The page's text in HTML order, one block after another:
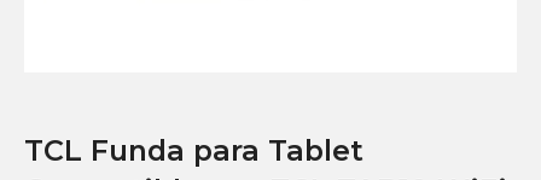
TCL Funda para Tablet